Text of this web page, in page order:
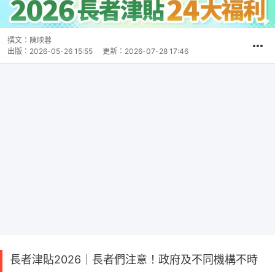
撰文： 陳映蓉
出版： 2026-05-26 15:55 更新： 2026-07-28 17:46
長者津貼2026｜長者們注意！政府及不同機構不時